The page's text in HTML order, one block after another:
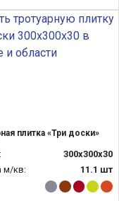
плитка «Три доски»
300х300х30
м/кв:
11.1 шт